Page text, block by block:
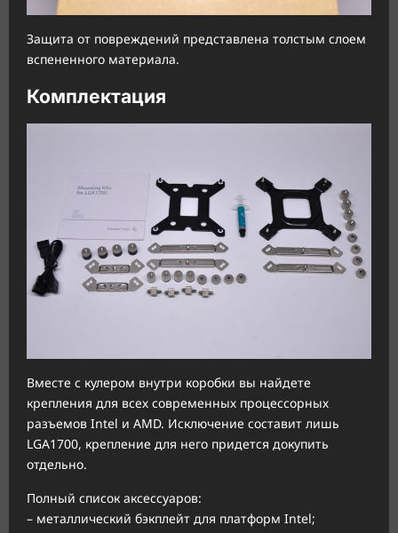
Защита от повреждений представлена толстым слоем
вспененного материала.
Комплектация
Вместе с кулером внутри коробки вы найдете
крепления для всех современных процессорных
разъемов Intel и AMD. Исключение составит лишь
LGA1700, крепление для него придется докупить
отдельно.
Полный список аксессуаров:
– металлический бэкплейт для платформ Intel;